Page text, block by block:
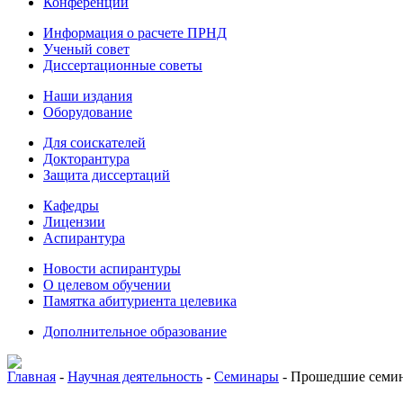
Информация о расчете ПРНД
Ученый совет
Диссертационные советы
Наши издания
Оборудование
Для соискателей
Докторантура
Защита диссертаций
Кафедры
Лицензии
Аспирантура
Новости аспирантуры
О целевом обучении
Памятка абитуриента целевика
Дополнительное образование
Главная - Научная деятельность - Семинары - Прошедшие